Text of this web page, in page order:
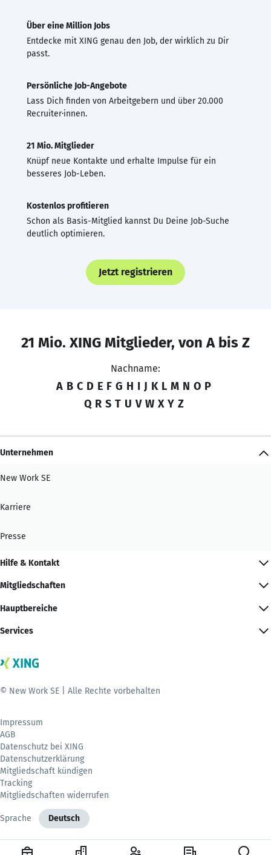
Über eine Million Jobs
Entdecke mit XING genau den Job, der wirklich zu Dir
passt.
Persönliche Job-Angebote
Lass Dich finden von Arbeitgebern und über 20.000
Recruiter·innen.
21 Mio. Mitglieder
Knüpf neue Kontakte und erhalte Impulse für ein
besseres Job-Leben.
Kostenlos profitieren
Schon als Basis-Mitglied kannst Du Deine Job-Suche
deutlich optimieren.
Jetzt registrieren
21 Mio. XING Mitglieder, von A bis Z
Nachname:
A B C D E F G H I J K L M N O P
Q R S T U V W X Y Z
Unternehmen
New Work SE
Karriere
Presse
Hilfe & Kontakt
Mitgliedschaften
Hauptbereiche
Services
© New Work SE | Alle Rechte vorbehalten
Impressum
AGB
Datenschutz bei XING
Datenschutzerklärung
Mitgliedschaft kündigen
Tracking
Mitgliedschaften widerrufen
Sprache Deutsch